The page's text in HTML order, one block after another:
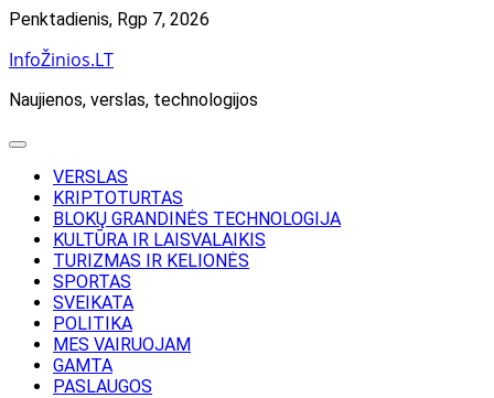
Skip
content
Penktadienis, Rgp 7, 2026
InfoŽinios.LT
Naujienos, verslas, technologijos
VERSLAS
KRIPTOTURTAS
BLOKŲ GRANDINĖS TECHNOLOGIJA
KULTŪRA IR LAISVALAIKIS
TURIZMAS IR KELIONĖS
SPORTAS
SVEIKATA
POLITIKA
MES VAIRUOJAM
GAMTA
PASLAUGOS